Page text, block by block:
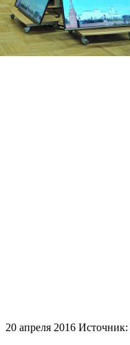
20 апреля 2016 Источник: